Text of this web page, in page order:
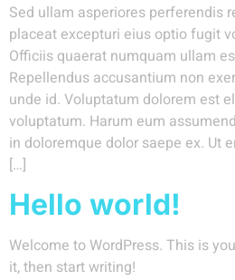
Sed ullam asperiores perferendis
placeat excepturi eius optio fugit
Officiis quaerat numquam ullam
Repellendus accusantium non
unde id. Voluptatum dolorem est
voluptatum. Harum eum
in doloremque dolor saepe ex. Ut
[…]
Hello world!
Welcome to WordPress. This is
it, then start writing!